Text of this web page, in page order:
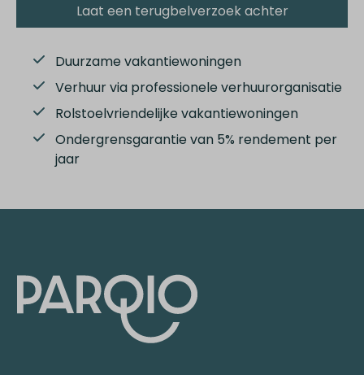
Laat een terugbelverzoek achter
Duurzame vakantiewoningen
Verhuur via professionele verhuurorganisatie
Rolstoelvriendelijke vakantiewoningen
Ondergrensgarantie van 5% rendement per
jaar